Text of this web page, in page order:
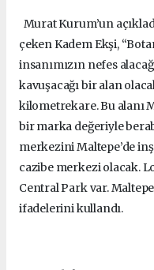
Murat Kurum’un
çeken Kadem Ekşi,
insanımızın nefes
kavuşacağı bir alan
kilometrekare. Bu alanı
bir marka değeriyle
merkezini Maltepe’de
cazibe merkezi olacak.
Central Park var.
ifadelerini kullandı.